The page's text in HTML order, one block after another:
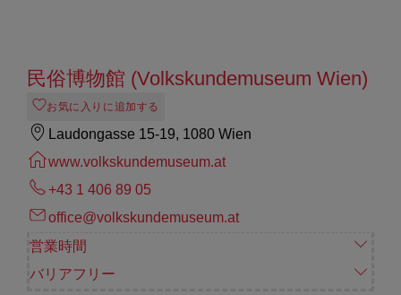
民俗博物館 (Volkskundemuseum Wien)
お気に入りに追加する
Laudongasse 15-19, 1080 Wien
www.volkskundemuseum.at
+43 1 406 89 05
office@volkskundemuseum.at
営業時間
バリアフリー